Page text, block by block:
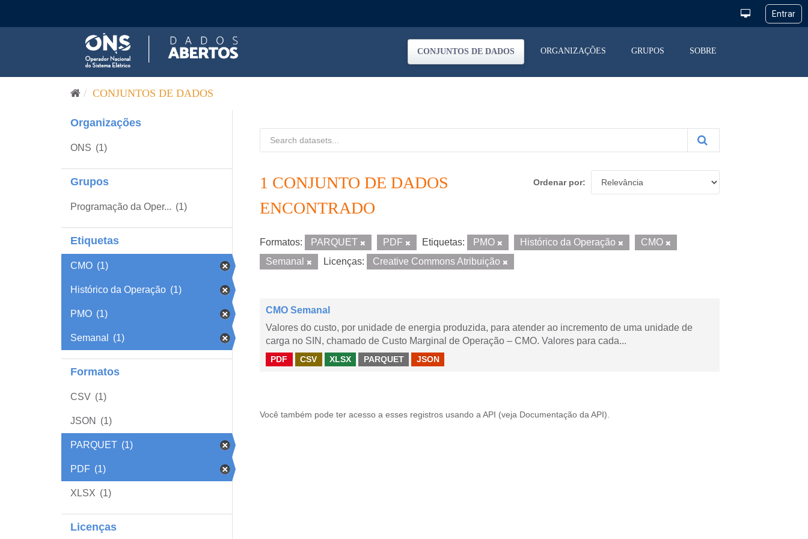
CONJUNTOS DE DADOS ORGANIZAÇÕES GRUPOS SOBRE
CONJUNTOS DE DADOS
Organizações
ONS (1)
Grupos
Programação da Oper... (1)
Etiquetas
CMO (1)
Histórico da Operação (1)
PMO (1)
Semanal (1)
Formatos
CSV (1)
JSON (1)
PARQUET (1)
PDF (1)
XLSX (1)
Licenças
Ordenar por
1 CONJUNTO DE DADOS
ENCONTRADO
Formatos: PARQUET PDF Etiquetas: PMO Histórico da Operação
CMO
Semanal
Licenças: Creative Commons Atribuição
CMO Semanal
Valores do custo, por unidade de energia produzida, para atender ao incremento de uma unidade de
carga no SIN, chamado de Custo Marginal de Operação – CMO. Valores para cada...
PDF CSV XLSX PARQUET JSON
Você também pode ter acesso a esses registros usando a API (veja Documentação da API ).